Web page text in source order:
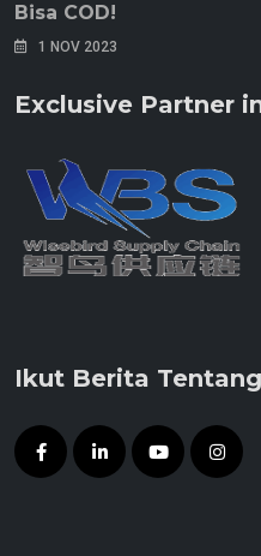
Bisa COD!
1 NOV 2023
Exclusive Partner
Ikut Berita